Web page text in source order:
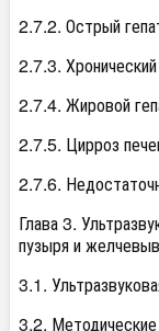
2.7.2. Острый
2.7.3. Хронический
2.7.4. Жировой
2.7.5. Цирроз
2.7.6.
Глава 3.
пузыря и
3.1.
3.2. Методические